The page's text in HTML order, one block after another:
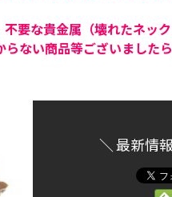
要な貴金属（壊れたネッ
ない商品等ございました
＼ 最新情